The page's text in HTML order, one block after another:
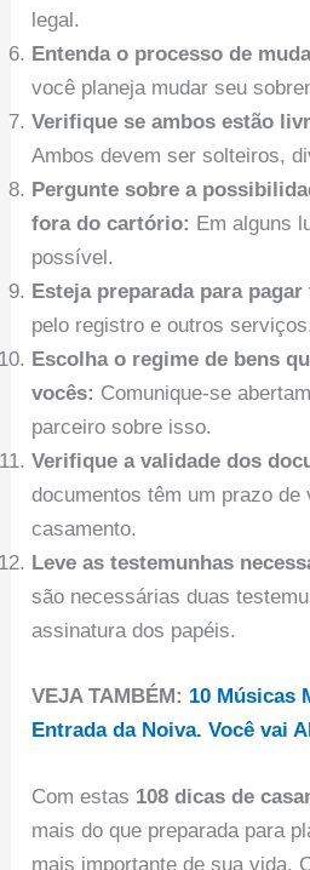
legal.
Entenda o processo de
você planeja mudar seu
Verifique se ambos estão
Ambos devem ser solteiros,
Pergunte sobre a
fora do cartório: Em alguns
possível.
Esteja preparada para pagar
pelo registro e outros serviços.
Escolha o regime de bens
vocês: Comunique-se
parceiro sobre isso.
Verifique a validade dos
documentos têm um prazo de
casamento.
Leve as testemunhas
são necessárias duas
assinatura dos papéis.
VEJA TAMBÉM: 10 Músicas
Entrada da Noiva. Você vai
Com estas 108 dicas de
mais do que preparada para
mais importante de sua vida.